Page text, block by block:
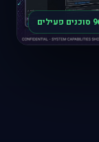
9 סוכנים פעילים